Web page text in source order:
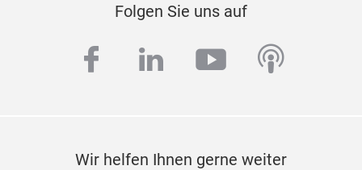
Folgen Sie uns auf
facebook
linkedinyoutube
Wir helfen Ihnen gerne weiter